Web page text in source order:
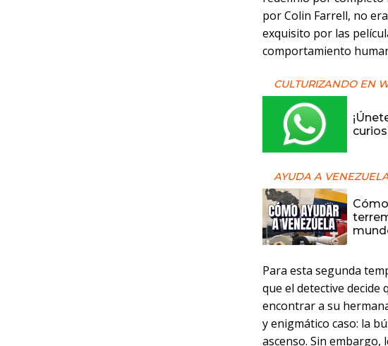
por Colin Farrell, no
exquisito por las
comportamiento
CULTURIZANDO EN
AYUDA A
Para esta segunda
que el detective decide
encontrar a su
y enigmático caso: la
ascenso. Sin